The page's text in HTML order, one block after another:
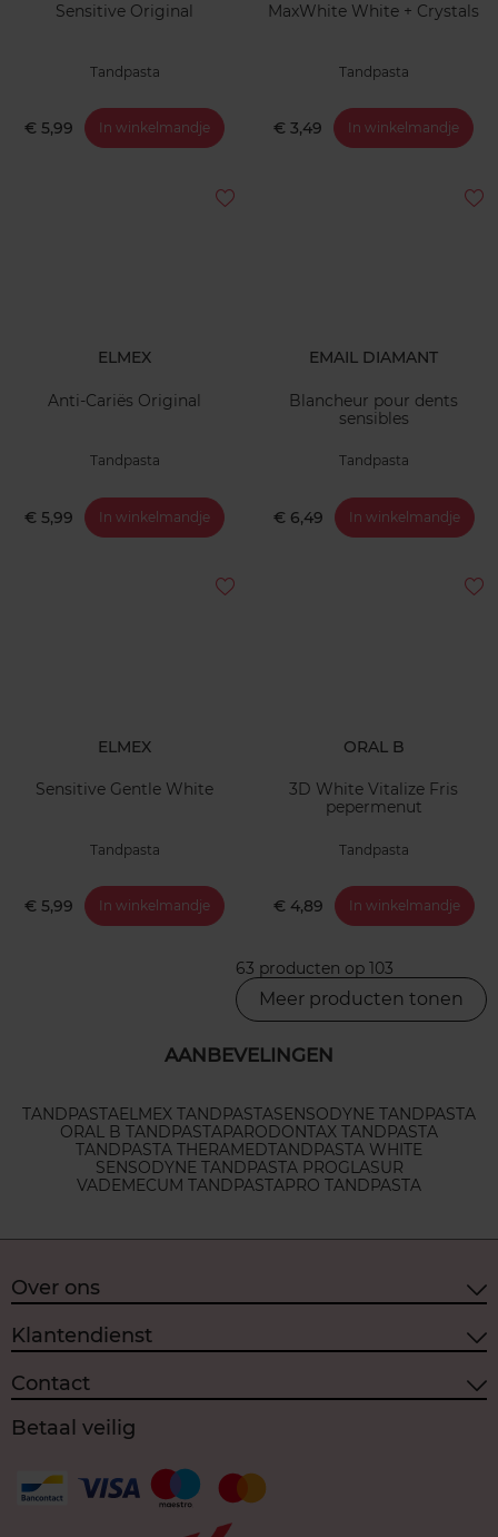
Sensitive Original
Tandpasta
€ 5,99 In winkelmandje
MaxWhite White + Crystals
Tandpasta
€ 3,49 In winkelmandje
ELMEX
Anti-Cariës Original
Tandpasta
€ 5,99 In winkelmandje
EMAIL DIAMANT
Blancheur pour dents
sensibles
Tandpasta
€ 6,49 In winkelmandje
ELMEX
Sensitive Gentle White
Tandpasta
€ 5,99 In winkelmandje
ORAL B
3D White Vitalize Fris
pepermenut
Tandpasta
€ 4,89 In winkelmandje
63 producten op 103
Meer producten tonen
AANBEVELINGEN
TANDPASTAELMEX TANDPASTASENSODYNE TANDPASTA
ORAL B TANDPASTAPARODONTAX TANDPASTA
TANDPASTA THERAMEDTANDPASTA WHITE
SENSODYNE TANDPASTA PROGLASUR
VADEMECUM TANDPASTAPRO TANDPASTA
Over ons
Klantendienst
Contact
Betaal veilig